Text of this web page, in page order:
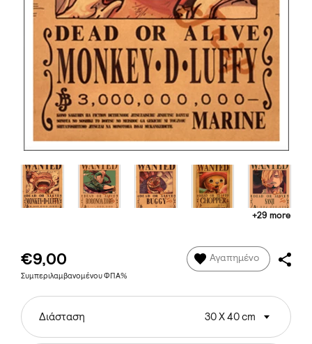
+29 more
€9,00
Συμπεριλαμβανομένου ΦΠΑ%
Αγαπημένο
Διάσταση 30 Χ 40 cm